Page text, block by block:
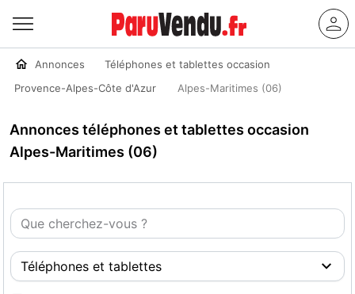
Annonces
Téléphones et tablettes occasion
Provence-Alpes-Côte d'Azur
Alpes-Maritimes (06)
Annonces téléphones et tablettes occasion
Alpes-Maritimes (06)